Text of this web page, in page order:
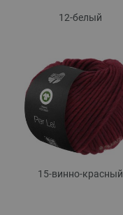
12-белый
15-винно-красный